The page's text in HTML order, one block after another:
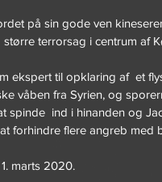
på sin gode ven
terrorsag i centrum af
ekspert til opklaring af  et
våben fra Syrien, og
spinde  ind i hinanden og
forhindre flere angreb med
marts 2020.